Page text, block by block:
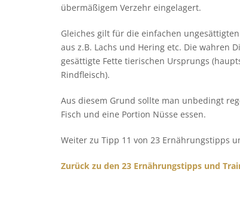
übermäßigem Verzehr eingelagert.
Gleiches gilt für die einfachen
aus z.B. Lachs und Hering etc. Die wahren
gesättigte Fette tierischen Ursprungs
Rindfleisch).
Aus diesem Grund sollte man unbedingt
Fisch und eine Portion Nüsse essen.
Weiter zu Tipp 11 von 23 Ernährungstipps
Zurück zu den 23 Ernährungstipps und